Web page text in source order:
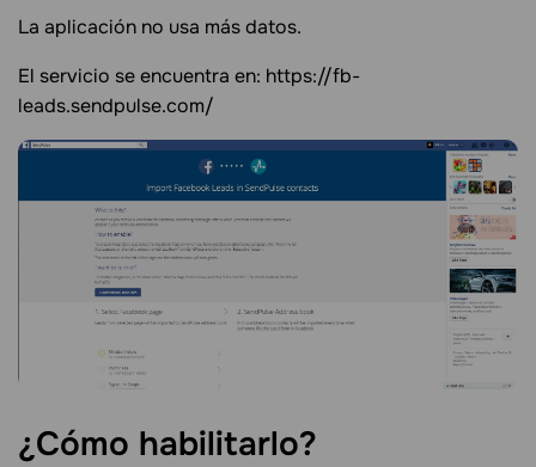
La aplicación no usa más datos.
El servicio se encuentra en: https://fb-
leads.sendpulse.com/
¿Cómo habilitarlo?